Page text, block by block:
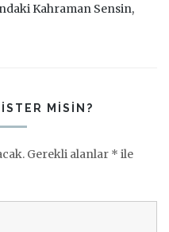
Kahraman Sensin,
MISIN?
Gerekli alanlar * ile